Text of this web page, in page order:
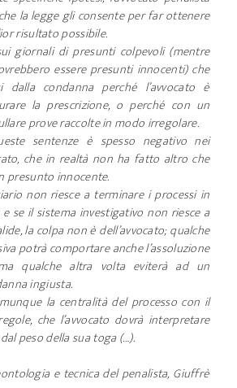
la legge gli consente per far ottenere
risultato possibile.
giornali di presunti colpevoli (mentre
essere presunti innocenti) che
dalla condanna perché l’avvocato è
la prescrizione, o perché con un
prove raccolte in modo irregolare.
sentenze è spesso negativo nei
che in realtà non ha fatto altro che
presunto innocente.
non riesce a terminare i processi in
se il sistema investigativo non riesce a
la colpa non è dell’avvocato; qualche
potrà comportare anche l’assoluzione
qualche altra volta eviterà ad un
ingiusta.
la centralità del processo con il
che l’avvocato dovrà interpretare
peso della sua toga (…).
e tecnica del penalista, Giuffrè